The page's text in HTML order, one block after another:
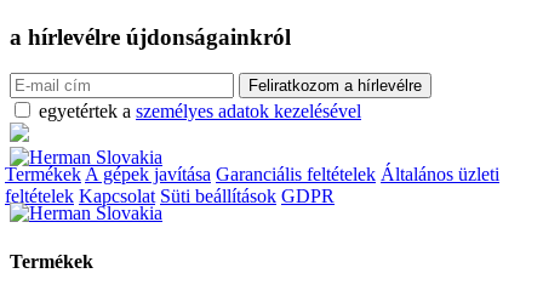
a hírlevélre újdonságainkról
egyetértek a személyes adatok kezelésével
TermékekA gépek javítása Garanciális feltételek Általános üzleti
feltételek Kapcsolat Süti beállítások GDPR
Termékek